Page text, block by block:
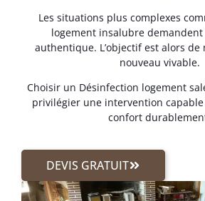
Les situations plus complexes
logement insalubre
authentique. L’objectif est alors de
nouveau vivable.
Choisir un Désinfection logement
privilégier une intervention capable
confort
DEVIS GRATUIT